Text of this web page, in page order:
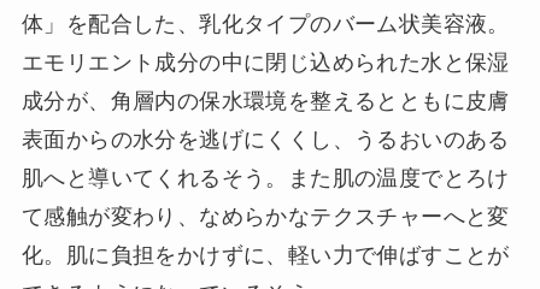
体」を配合した、乳化タイプのバーム状美容液。
エモリエント成分の中に閉じ込められた水と保湿
成分が、角層内の保水環境を整えるとともに皮膚
表面からの水分を逃げにくくし、うるおいのある
肌へと導いてくれるそう。また肌の温度でとろけ
て感触が変わり、なめらかなテクスチャーへと変
化。肌に負担をかけずに、軽い力で伸ばすことが